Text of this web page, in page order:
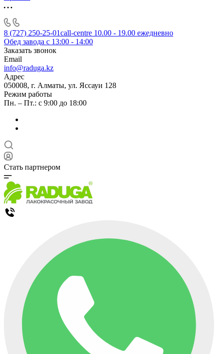
8 (727) 250-25-01call-centre 10.00 - 19.00 ежедневно
Обед завода с 13:00 - 14:00
Заказать звонок
Email
info@raduga.kz
Адрес
050008, г. Алматы, ул. Яссауи 128
Режим работы
Пн. – Пт.: с 9:00 до 18:00
Стать партнером